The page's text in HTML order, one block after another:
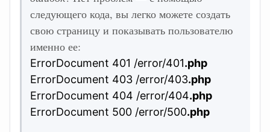
следующего кода, вы легко можете создать
свою страницу и показывать пользователю
именно ее:
ErrorDocument 401 /error/401.php
ErrorDocument 403 /error/403.php
ErrorDocument 404 /error/404.php
ErrorDocument 500 /error/500.php